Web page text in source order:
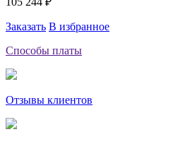
Заказать В избранное
Способы платы
Отзывы клиентов